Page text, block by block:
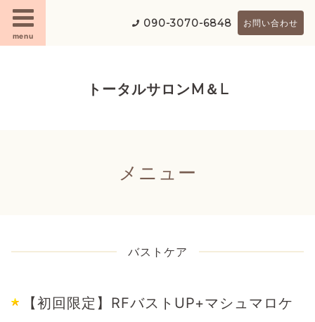
menu
090-3070-6848 お問い合わせ
トータルサロンM＆L
メニュー
バストケア
【初回限定】RFバストUP+マシュマロケ